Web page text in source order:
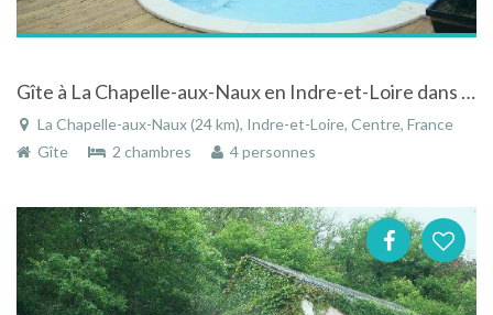
Gîte à La Chapelle-aux-Naux en Indre-et-Loire dans le Centre avec piscine
La Chapelle-aux-Naux (24 km), Indre-et-Loire, Centre, France
Gîte
2 chambres 4 personnes